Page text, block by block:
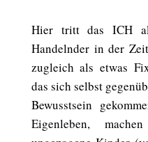
Hier tritt das ICH
Handelnder in der
zugleich als etwas
das sich selbst
Bewusstsein
Eigenleben,